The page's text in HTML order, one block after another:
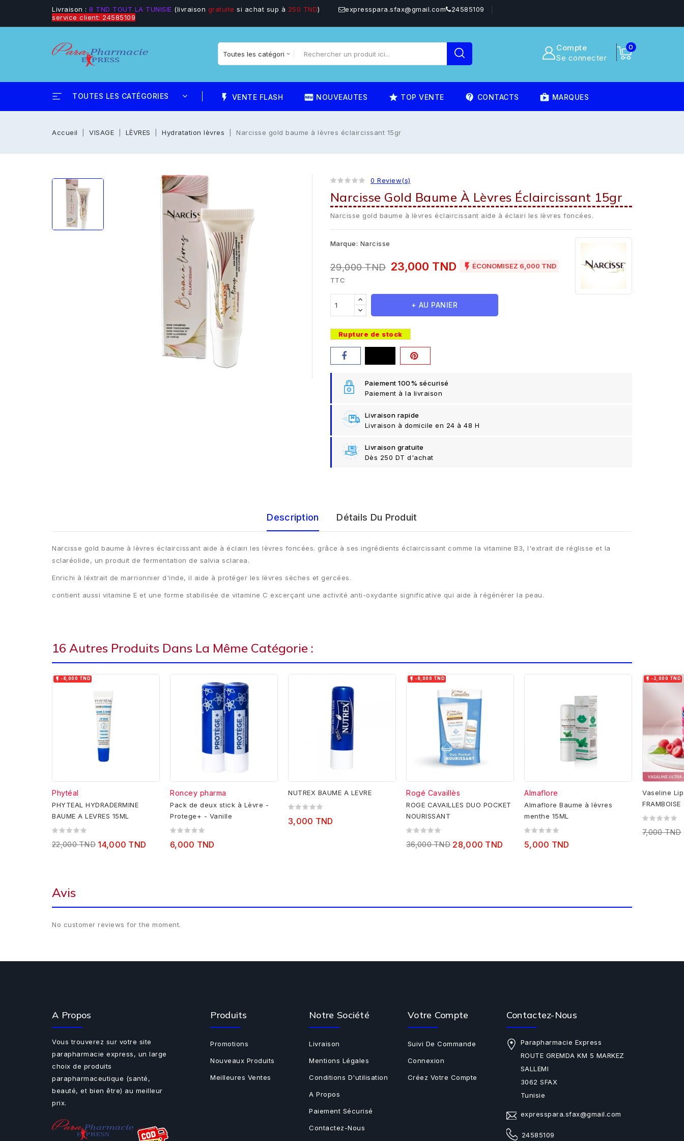
Livraison : 8 TND TOUT LA TUNISIE (livraison gratuite si achat sup à 250 TND)
service client: 24585109
expresspara.sfax@gmail.com 24585109
Compte
Se connecter
0
TOUTES LES CATÉGORIES flash_on VENTE FLASH fiber_new NOUVEAUTES star_rate
TOP VENTE contact_support CONTACTS shoppingmode
MARQUES
Accueil VISAGE LÈVRES Hydratation lèvres Narcisse gold baume à lèvres éclaircissant 15gr
0 Review(s)
Narcisse Gold Baume À Lèvres Éclaircissant 15gr
Narcisse gold baume à lèvres éclaircissant aide à éclairi les lèvres foncées.
Marque: Narcisse
29,000 TND 23,000 TND  ÉCONOMISEZ 6,000 TND
TTC
+ AU PANIER
Rupture de stock
Paiement 100% sécurisé
Paiement à la livraison
Livraison rapide
Livraison à domicile en 24 à 48 H
Livraison gratuite
Dès 250 DT d'achat
Description Détails Du Produit
Narcisse gold baume à lèvres éclaircissant aide à éclairi les lèvres foncées. grâce à ses ingrédients éclaircissant comme la vitamine B3, l'extrait de réglisse et la
sclaréolide, un produit de fermentation de salvia sclarea.
Enrichi à léxtrait de marrionnier d'inde, il aide à protéger les lèvres sèches et gercées.
contient aussi vitamine E et une forme stabilisée de vitamine C excerçant une activité anti-oxydante significative qui aide à régénérer la peau.
16 Autres Produits Dans La Même Catégorie :
 -8,000 TND
Phytéal
PHYTEAL HYDRADERMINE
BAUME A LEVRES 15ML
22,000 TND 14,000 TND
Roncey pharma
Pack de deux stick à Lèvre -
Protege+ - Vanille
6,000 TND
NUTREX BAUME A LEVRE
3,000 TND
 -8,000 TND
Rogé Cavaillès
ROGE CAVAILLES DUO POCKET
NOURISSANT
36,000 TND 28,000 TND
Almaflore
Almaflore Baume à lèvres
menthe 15ML
5,000 TND
 -2,000 TND
Vaseline
FRAMBOISE
7,000 TND
Avis
No customer reviews for the moment.
A Propos
Vous trouverez sur votre site
parapharmacie express, un large
choix de produits
parapharmaceutique (santé,
beauté, et bien être) au meilleur
prix.
Produits
Promotions
Nouveaux Produits
Meilleures Ventes
Notre Société
Livraison
Mentions Légales
Conditions D'utilisation
A Propos
Paiement Sécurisé
Contactez-Nous
Votre Compte
Suivi De Commande
Connexion
Créez Votre Compte
Contactez-Nous
Parapharmacie Express
ROUTE GREMDA KM 5 MARKEZ
SALLEMI
3062 SFAX
Tunisie
expresspara.sfax@gmail.com
24585109